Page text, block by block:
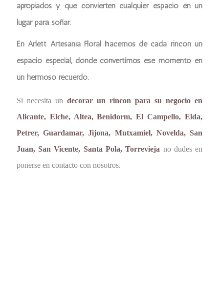
apropiados y que convierten cualquier espacio en un
lugar para soñar.
En Arlett Artesanía Floral hacemos de cada rincón un
espacio especial, donde convertimos ese momento en
un hermoso recuerdo.
Si necesita un decorar un rincon para su negocio en
Alicante, Elche, Altea, Benidorm, El Campello, Elda,
Petrer, Guardamar, Jijona, Mutxamiel, Novelda, San
Juan, San Vicente, Santa Pola, Torrevieja no dudes en
ponerse en contacto con nosotros.